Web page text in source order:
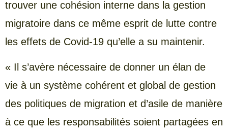
trouver une cohésion interne dans la gestion
migratoire dans ce même esprit de lutte contre
les effets de Covid-19 qu’elle a su maintenir.
« Il s’avère nécessaire de donner un élan de
vie à un système cohérent et global de gestion
des politiques de migration et d’asile de manière
à ce que les responsabilités soient partagées en